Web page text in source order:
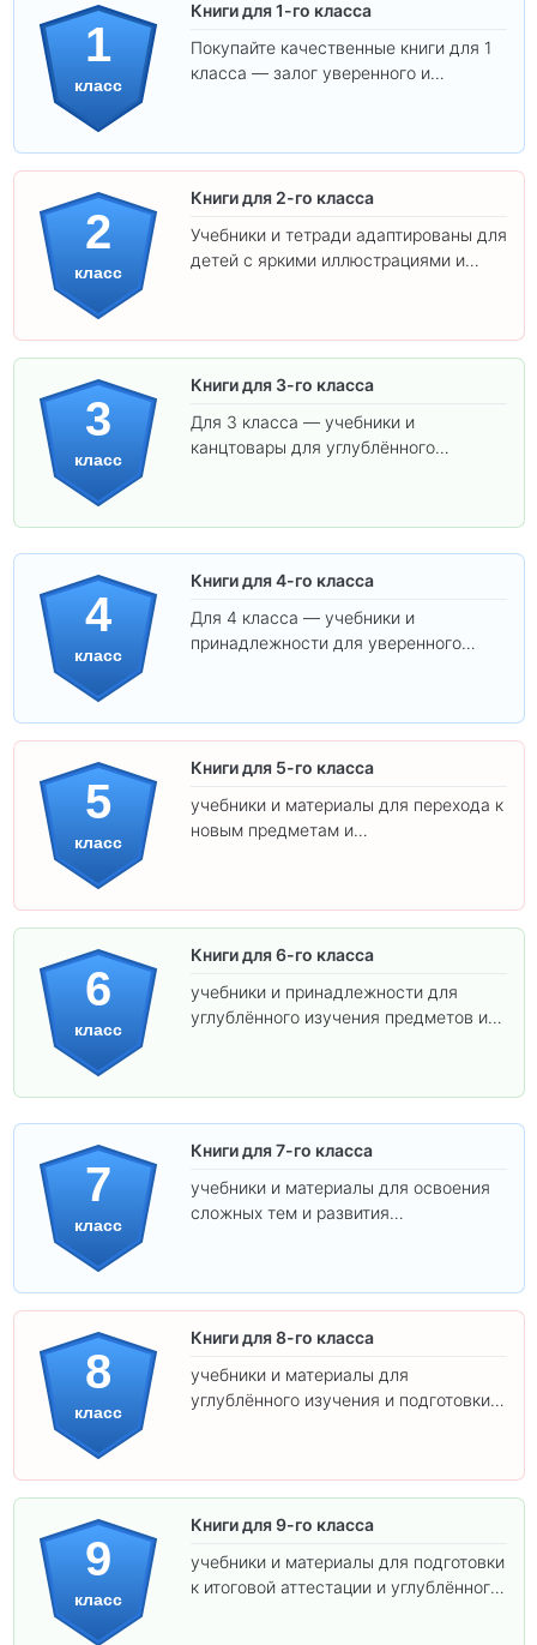
1
класс
Книги для 1-го класса
Покупайте качественные книги для 1
класса — залог уверенного и
2
класс
Книги для 2-го класса
Учебники и тетради адаптированы для
детей с яркими иллюстрациями и
3
класс
Книги для 3-го класса
Для 3 класса — учебники и
канцтовары для углублённого
4
класс
Книги для 4-го класса
Для 4 класса — учебники и
принадлежности для уверенного
5
класс
Книги для 5-го класса
учебники и материалы для перехода к
новым предметам и
6
класс
Книги для 6-го класса
учебники и принадлежности для
углублённого изучения предметов и
7
класс
Книги для 7-го класса
учебники и материалы для освоения
сложных тем и развития
8
класс
Книги для 8-го класса
учебники и материалы для
углублённого изучения и подготовки к
9
класс
Книги для 9-го класса
учебники и материалы для подготовки
к итоговой аттестации и углублённого